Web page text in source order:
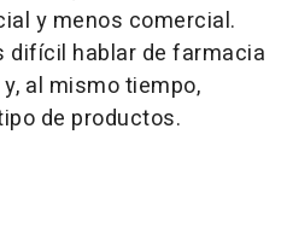
y menos comercial.
difícil hablar de farmacia
al mismo tiempo,
de productos.